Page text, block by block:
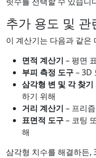
추가 용도 및 관
이 계산기는 다음과 같은
면적 계산기 – 평면
부피 측정 도구– 3D
삼각형 변 및 각 찾기
하기 위해
거리 계산기 – 프리
표면적 도구– 코팅
해
삼각형 치수를 해결하든,